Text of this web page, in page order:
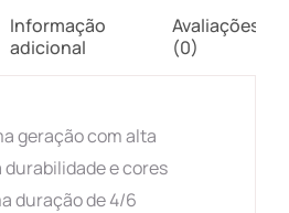
Informação
adicional
Avaliações
(0)
geração com alta
e cores
duração de 4/6